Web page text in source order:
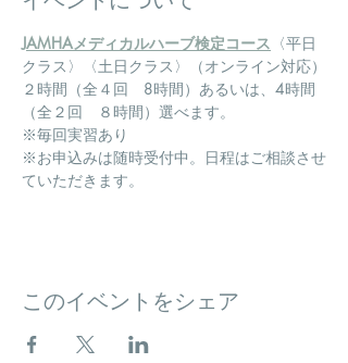
​JAMHAメディカルハーブ検定コース 〈平日
クラス〉〈土日クラス〉（オンライン対応）
２時間（全４回　8時間）あるいは、4時間
（全２回　８時間）選べます。
※毎回実習あり
※お申込みは随時受付中。日程はご相談させ
ていただきます。
このイベントをシェア